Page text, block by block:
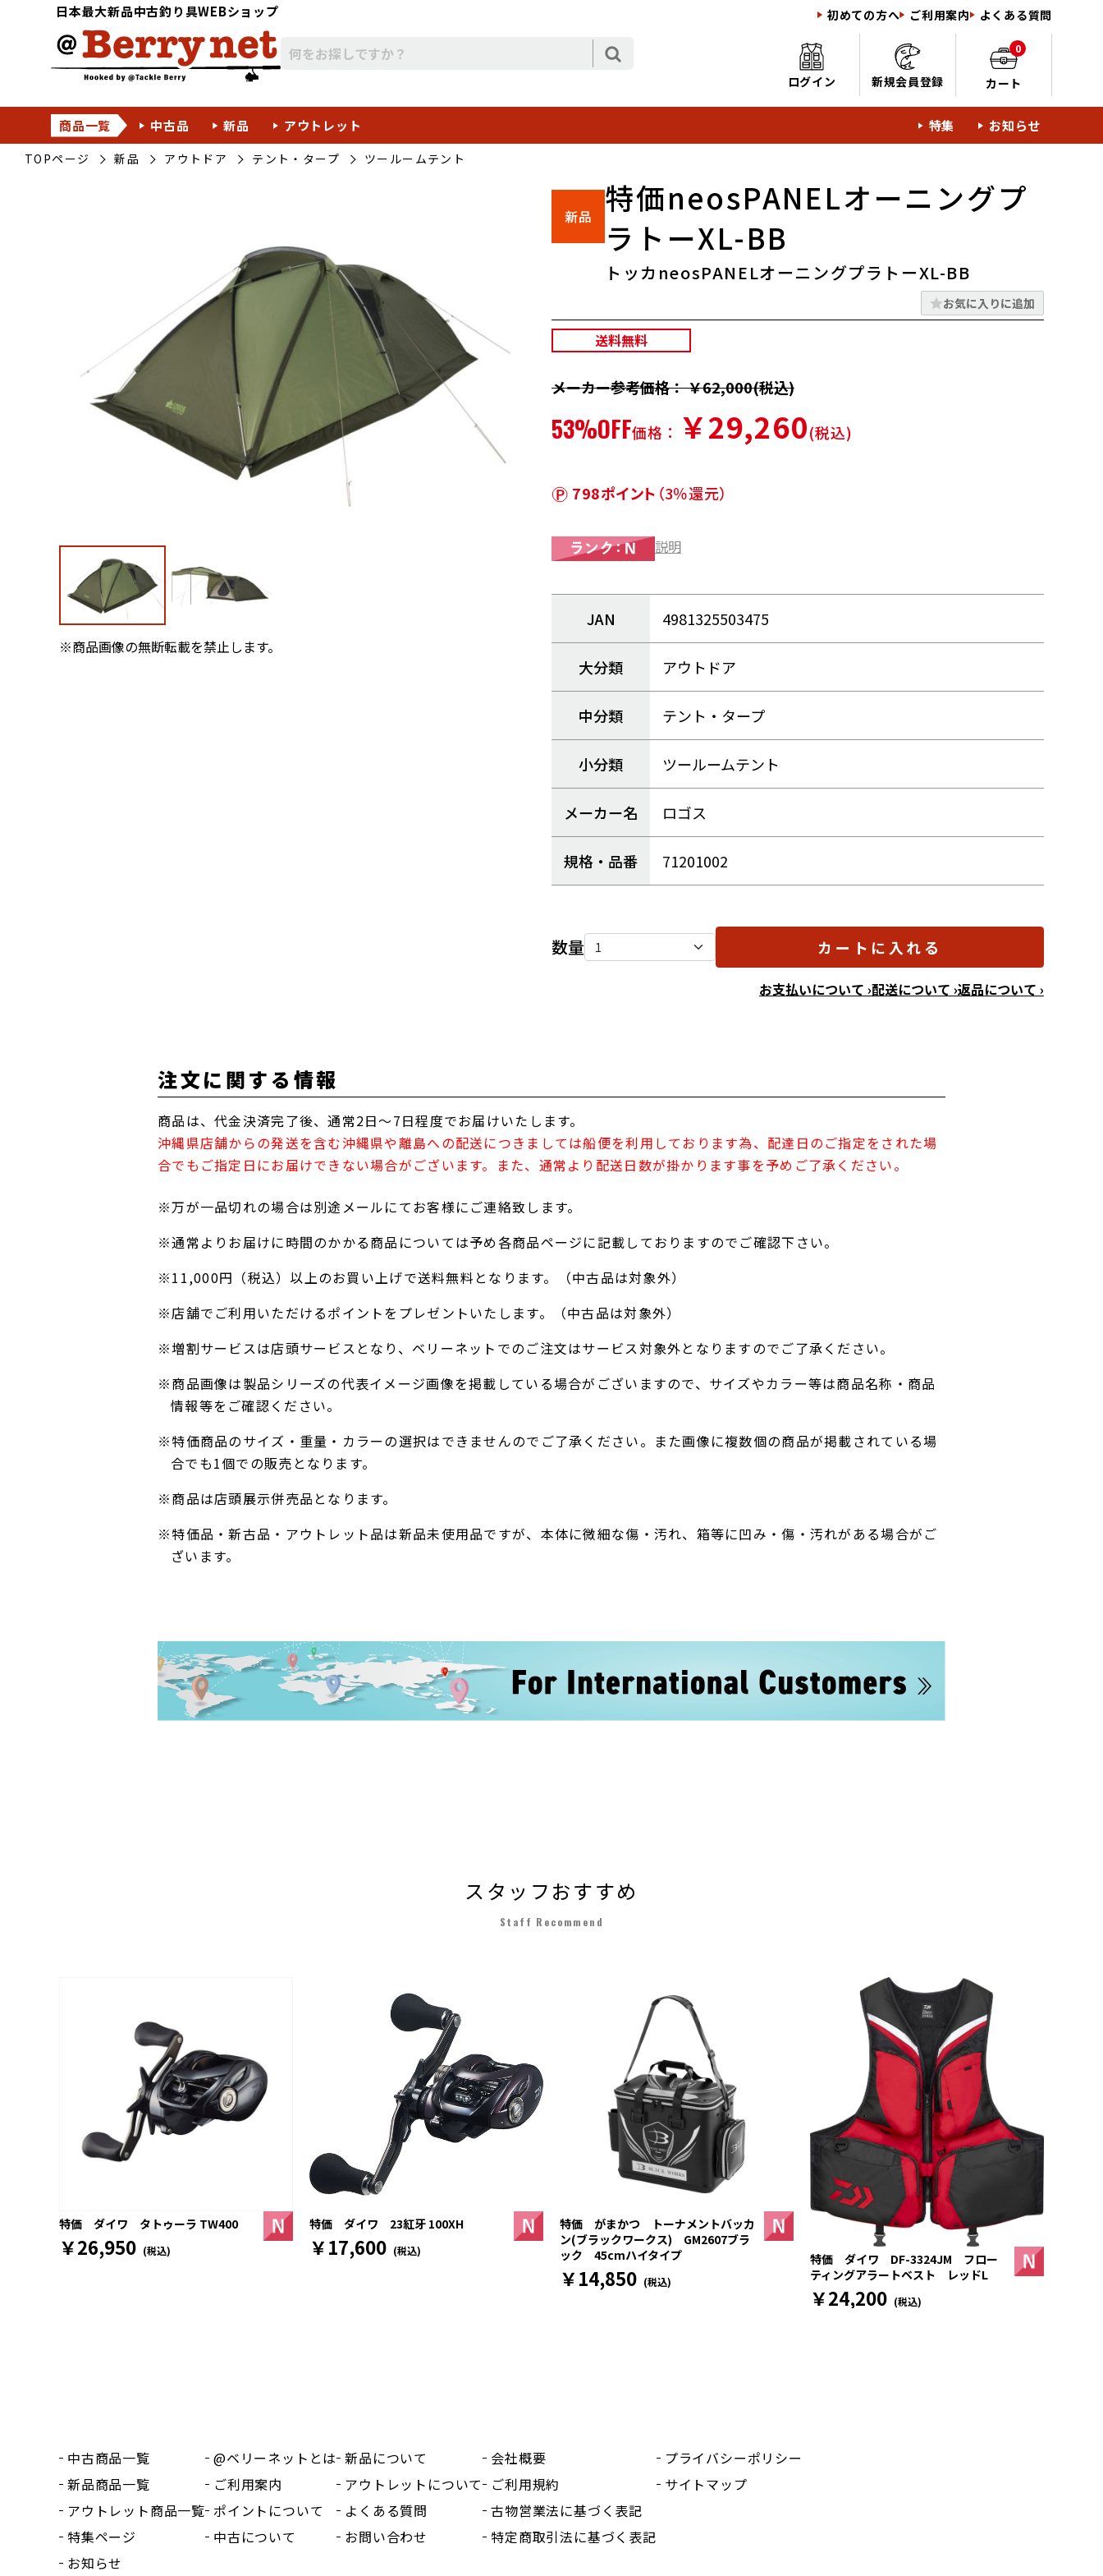
日本最大新品中古釣り具WEBショップ 初めての方へ ご利用案内 よくある質問
ログイン 新規会員登録
0
カート
商品一覧 中古品 新品 アウトレット 特集 お知らせ
TOPページ 新品 アウトドア テント・タープ ツールームテント
※商品画像の無断転載を禁止します。
特価neosPANELオーニングプ
ラトーXL-BB
トッカneosPANELオーニングプラトーXL-BB
お気に入りに追加
送料無料
メーカー参考価格： ￥62,000(税込)
53%OFF価格： ￥29,260(税込)
798ポイント （3％還元）
説明
JAN 4981325503475
大分類 アウトドア
中分類 テント・タープ
小分類 ツールームテント
メーカー名 ロゴス
規格・品番 71201002
数量 カートに入れる
お支払いについて ›配送について ›返品について ›
注文に関する情報
商品は、代金決済完了後、通常2日～7日程度でお届けいたします。
沖縄県店舗からの発送を含む沖縄県や離島への配送につきましては船便を利用しております為、配達日のご指定をされた場
合でもご指定日にお届けできない場合がございます。また、通常より配送日数が掛かります事を予めご了承ください。
※万が一品切れの場合は別途メールにてお客様にご連絡致します。
※通常よりお届けに時間のかかる商品については予め各商品ページに記載しておりますのでご確認下さい。
※11,000円（税込）以上のお買い上げで送料無料となります。（中古品は対象外）
※店舗でご利用いただけるポイントをプレゼントいたします。（中古品は対象外）
※増割サービスは店頭サービスとなり、ベリーネットでのご注文はサービス対象外となりますのでご了承ください。
※商品画像は製品シリーズの代表イメージ画像を掲載している場合がございますので、サイズやカラー等は商品名称・商品
情報等をご確認ください。
※特価商品のサイズ・重量・カラーの選択はできませんのでご了承ください。また画像に複数個の商品が掲載されている場
合でも1個での販売となります。
※商品は店頭展示併売品となります。
※特価品・新古品・アウトレット品は新品未使用品ですが、本体に微細な傷・汚れ、箱等に凹み・傷・汚れがある場合がご
ざいます。
スタッフおすすめ
Staff Recommend
特価 ダイワ タトゥーラ TW400
￥26,950 (税込)
特価 ダイワ 23紅牙 100XH
￥17,600 (税込)
特価 がまかつ トーナメントバッカ
ン(ブラックワークス) GM2607ブラ
ック 45cmハイタイプ
￥14,850 (税込)
特価 ダイワ DF-3324JM フロー
ティングアラートベスト レッドL
￥24,200 (税込)
中古商品一覧
新品商品一覧
アウトレット商品一覧
特集ページ
お知らせ
@ベリーネットとは
ご利用案内
ポイントについて
中古について
新品について
アウトレットについて
よくある質問
お問い合わせ
会社概要
ご利用規約
古物営業法に基づく表記
特定商取引法に基づく表記
プライバシーポリシー
サイトマップ